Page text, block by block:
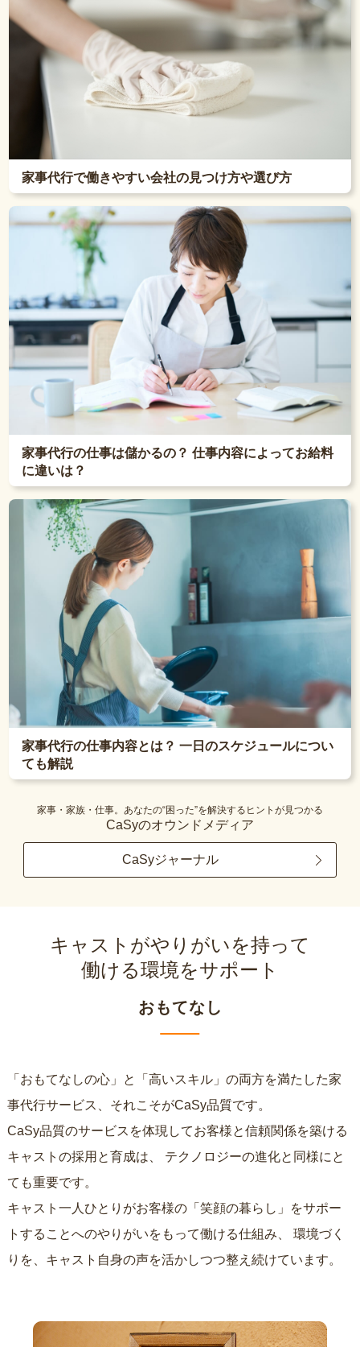
家事代行で働きやすい会社の見つけ方や選び方
家事代行の仕事は儲かるの？ 仕事内容によってお給料
に違いは？
家事代行の仕事内容とは？ 一日のスケジュールについ
ても解説
家事・家族・仕事。あなたの“困った”を解決するヒントが見つかる
CaSyのオウンドメディア
CaSyジャーナル
キャストがやりがいを持って
働ける環境をサポート
おもてなし
「おもてなしの心」と「高いスキル」の両方を満たした家
事代行サービス、それこそがCaSy品質です。
CaSy品質のサービスを体現してお客様と信頼関係を築ける
キャストの採用と育成は、
ても重要です。
キャスト一人ひとりがお客様の「笑顔の暮らし」をサポー
トすることへのやりがいをもって働ける仕組み、
りを、キャスト自身の声を活かしつつ整え続けています。